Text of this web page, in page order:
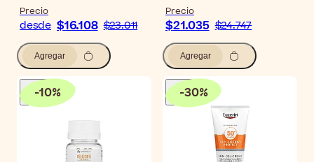
Precio
desde $16.108 $23.011
Agregar
Precio
$21.035 $24.747
Agregar
-10% -30%